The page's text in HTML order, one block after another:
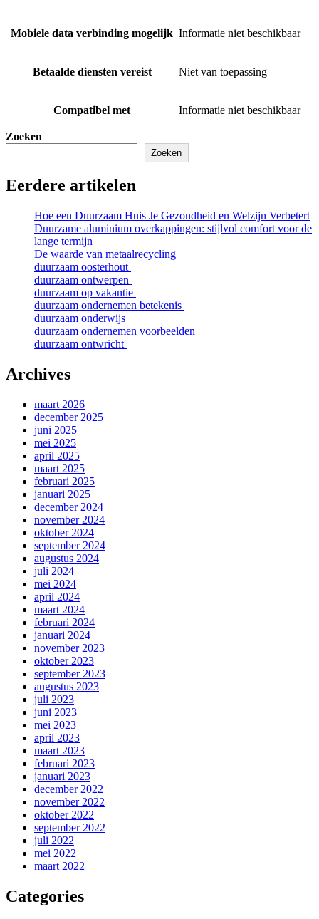
Mobiele data verbinding mogelijk Informatie niet beschikbaar
Betaalde diensten vereist Niet van toepassing
Compatibel met Informatie niet beschikbaar
Zoeken
Zoeken
Eerdere artikelen
Hoe een Duurzaam Huis Je Gezondheid en Welzijn Verbetert
Duurzame aluminium overkappingen: stijlvol comfort voor de
lange termijn
De waarde van metaalrecycling
duurzaam oosterhout
duurzaam ontwerpen
duurzaam op vakantie
duurzaam ondernemen betekenis
duurzaam onderwijs
duurzaam ondernemen voorbeelden
duurzaam ontwricht
Archives
maart 2026
december 2025
juni 2025
mei 2025
april 2025
maart 2025
februari 2025
januari 2025
december 2024
november 2024
oktober 2024
september 2024
augustus 2024
juli 2024
mei 2024
april 2024
maart 2024
februari 2024
januari 2024
november 2023
oktober 2023
september 2023
augustus 2023
juli 2023
juni 2023
mei 2023
april 2023
maart 2023
februari 2023
januari 2023
december 2022
november 2022
oktober 2022
september 2022
juli 2022
mei 2022
maart 2022
Categories